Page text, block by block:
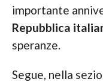
importante
Repubblica
speranze.
Segue, nella